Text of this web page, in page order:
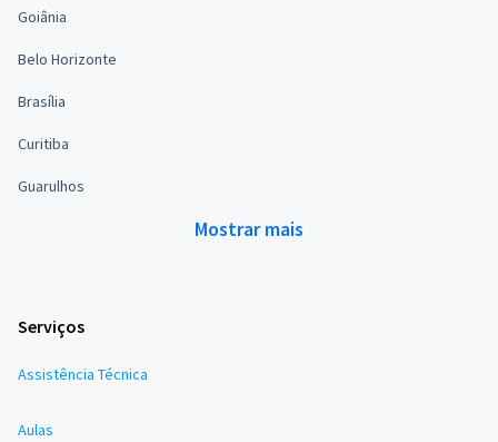
Goiânia
Belo Horizonte
Brasília
Curitiba
Guarulhos
Mostrar mais
Serviços
Assistência Técnica
Aulas